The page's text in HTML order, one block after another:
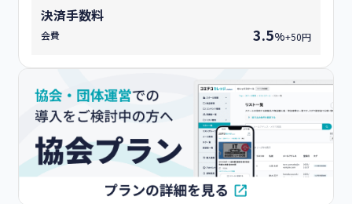
決済手数料
会費 3.5%+50円